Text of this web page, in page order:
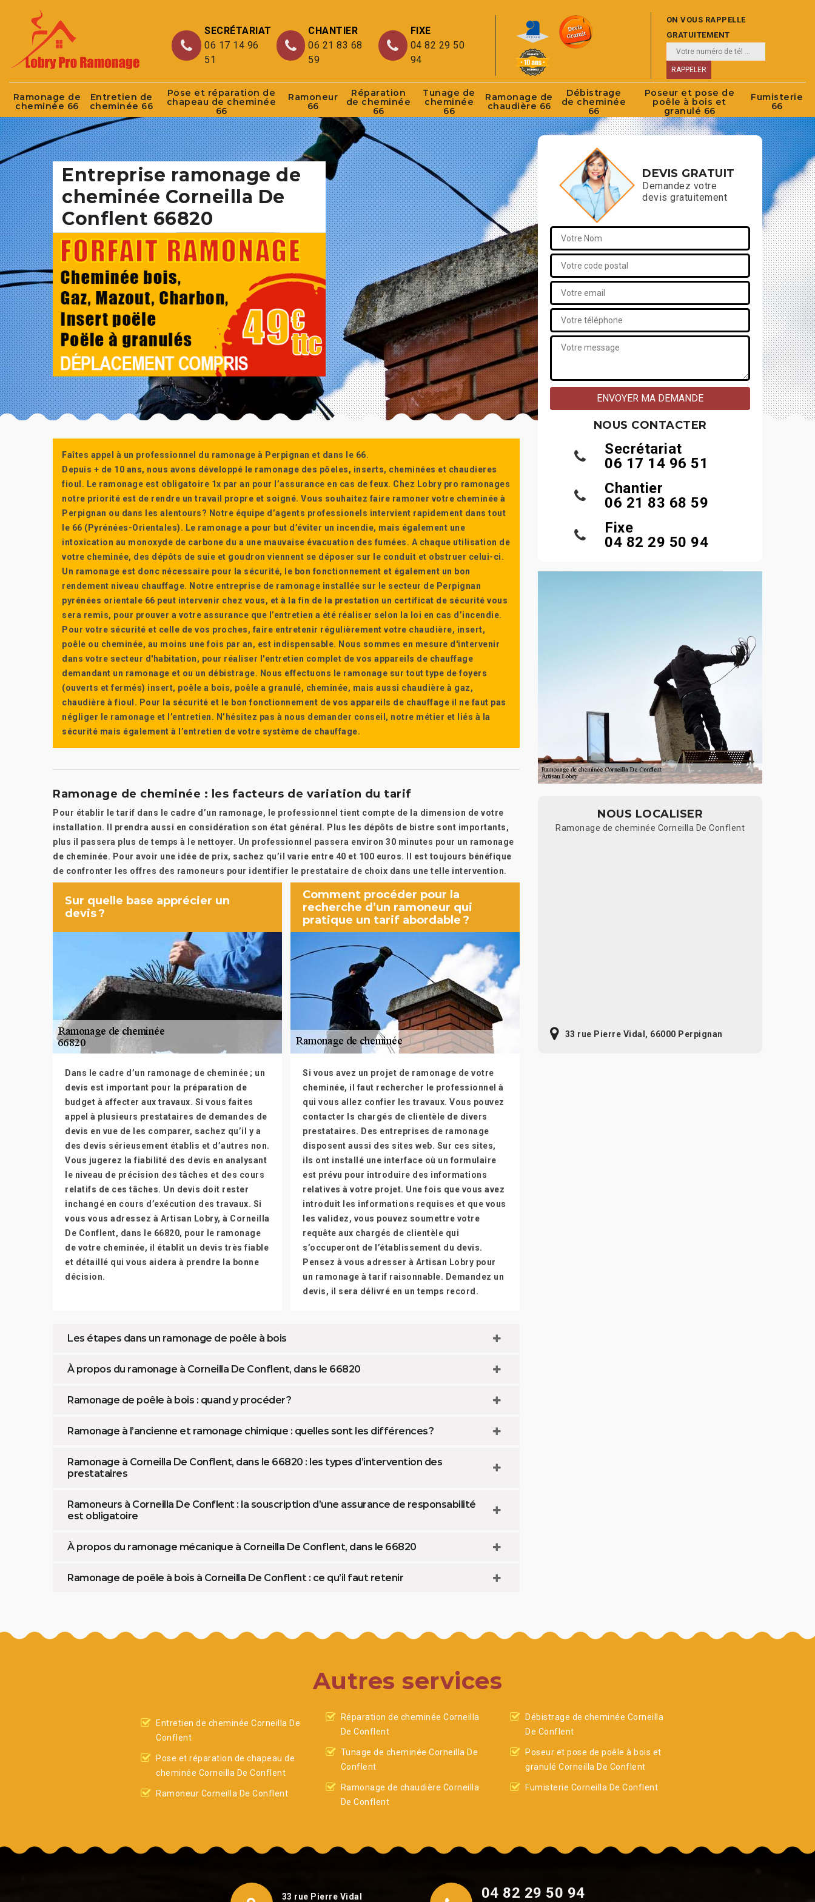
SECRÉTARIAT
06 17 14 96
51
CHANTIER
06 21 83 68
59
FIXE
04 82 29 50
94
ON VOUS RAPPELLE
GRATUITEMENT
Ramonage de
cheminée 66
Entretien de
cheminée 66
Pose et réparation de
chapeau de cheminée
66
Ramoneur
66
Réparation
de cheminée
66
Tunage de
cheminée
66
Ramonage de
chaudière 66
Débistrage
de cheminée
66
Poseur et pose de
poêle à bois et
granulé 66
Fumisterie
66
Entreprise ramonage de
cheminée Corneilla De
Conflent 66820
Faîtes appel à un professionnel du ramonage à Perpignan et dans le 66.
Depuis + de 10 ans, nous avons développé le ramonage des pôeles, inserts, cheminées et chaudieres
fioul. Le ramonage est obligatoire 1x par an pour l’assurance en cas de feux. Chez Lobry pro ramonages
notre priorité est de rendre un travail propre et soigné. Vous souhaitez faire ramoner votre cheminée à
Perpignan ou dans les alentours? Notre équipe d’agents professionels intervient rapidement dans tout
le 66 (Pyrénées-Orientales). Le ramonage a pour but d’éviter un incendie, mais également une
intoxication au monoxyde de carbone du a une mauvaise évacuation des fumées. A chaque utilisation de
votre cheminée, des dépôts de suie et goudron viennent se déposer sur le conduit et obstruer celui-ci.
Un ramonage est donc nécessaire pour la sécurité, le bon fonctionnement et également un bon
rendement niveau chauffage. Notre entreprise de ramonage installée sur le secteur de Perpignan
pyrénées orientale 66 peut intervenir chez vous, et à la fin de la prestation un certificat de sécurité vous
sera remis, pour prouver a votre assurance que l’entretien a été réaliser selon la loi en cas d’incendie.
Pour votre sécurité et celle de vos proches, faire entretenir régulièrement votre chaudière, insert,
poêle ou cheminée, au moins une fois par an, est indispensable. Nous sommes en mesure d'intervenir
dans votre secteur d'habitation, pour réaliser l'entretien complet de vos appareils de chauffage
demandant un ramonage et ou un débistrage. Nous effectuons le ramonage sur tout type de foyers
(ouverts et fermés) insert, poêle a bois, poêle a granulé, cheminée, mais aussi chaudière à gaz,
chaudière à fioul. Pour la sécurité et le bon fonctionnement de vos appareils de chauffage il ne faut pas
négliger le ramonage et l’entretien. N’hésitez pas à nous demander conseil, notre métier et liés à la
sécurité mais également à l’entretien de votre système de chauffage.
Ramonage de cheminée : les facteurs de variation du tarif
Pour établir le tarif dans le cadre d’un ramonage, le professionnel tient compte de la dimension de votre
installation. Il prendra aussi en considération son état général. Plus les dépôts de bistre sont importants,
plus il passera plus de temps à le nettoyer. Un professionnel passera environ 30 minutes pour un ramonage
de cheminée. Pour avoir une idée de prix, sachez qu’il varie entre 40 et 100 euros. Il est toujours bénéfique
de confronter les offres des ramoneurs pour identifier le prestataire de choix dans une telle intervention.
Sur quelle base apprécier un
devis ?
Dans le cadre d’un ramonage de cheminée ; un
devis est important pour la préparation de
budget à affecter aux travaux. Si vous faites
appel à plusieurs prestataires de demandes de
devis en vue de les comparer, sachez qu’il y a
des devis sérieusement établis et d’autres non.
Vous jugerez la fiabilité des devis en analysant
le niveau de précision des tâches et des cours
relatifs de ces tâches. Un devis doit rester
inchangé en cours d’exécution des travaux. Si
vous vous adressez à Artisan Lobry, à Corneilla
De Conflent, dans le 66820, pour le ramonage
de votre cheminée, il établit un devis très fiable
et détaillé qui vous aidera à prendre la bonne
décision.
Comment procéder pour la
recherche d’un ramoneur qui
pratique un tarif abordable ?
Si vous avez un projet de ramonage de votre
cheminée, il faut rechercher le professionnel à
qui vous allez confier les travaux. Vous pouvez
contacter ls chargés de clientèle de divers
prestataires. Des entreprises de ramonage
disposent aussi des sites web. Sur ces sites,
ils ont installé une interface où un formulaire
est prévu pour introduire des informations
relatives à votre projet. Une fois que vous avez
introduit les informations requises et que vous
les validez, vous pouvez soumettre votre
requête aux chargés de clientèle qui
s’occuperont de l’établissement du devis.
Pensez à vous adresser à Artisan Lobry pour
un ramonage à tarif raisonnable. Demandez un
devis, il sera délivré en un temps record.
Les étapes dans un ramonage de poêle à bois
À propos du ramonage à Corneilla De Conflent, dans le 66820
Ramonage de poêle à bois : quand y procéder ?
Ramonage à l’ancienne et ramonage chimique : quelles sont les différences ?
Ramonage à Corneilla De Conflent, dans le 66820 : les types d’intervention des
prestataires
Ramoneurs à Corneilla De Conflent : la souscription d’une assurance de responsabilité
est obligatoire
À propos du ramonage mécanique à Corneilla De Conflent, dans le 66820
Ramonage de poêle à bois à Corneilla De Conflent : ce qu’il faut retenir
DEVIS GRATUIT
Demandez votre
devis gratuitement
NOUS CONTACTER
Secrétariat
06 17 14 96 51
Chantier
06 21 83 68 59
Fixe
04 82 29 50 94
NOUS LOCALISER
Ramonage de cheminée Corneilla De Conflent
33 rue Pierre Vidal, 66000 Perpignan
Autres services
Entretien de cheminée Corneilla De
Conflent
Pose et réparation de chapeau de
cheminée Corneilla De Conflent
Ramoneur Corneilla De Conflent
Réparation de cheminée Corneilla
De Conflent
Tunage de cheminée Corneilla De
Conflent
Ramonage de chaudière Corneilla
De Conflent
Débistrage de cheminée Corneilla
De Conflent
Poseur et pose de poêle à bois et
granulé Corneilla De Conflent
Fumisterie Corneilla De Conflent
33 rue Pierre Vidal 04 82 29 50 94